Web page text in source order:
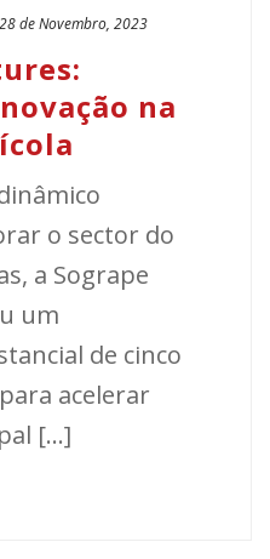
28 de Novembro, 2023
na
o sector do
a Sogrape
um
de cinco
acelerar
[...]